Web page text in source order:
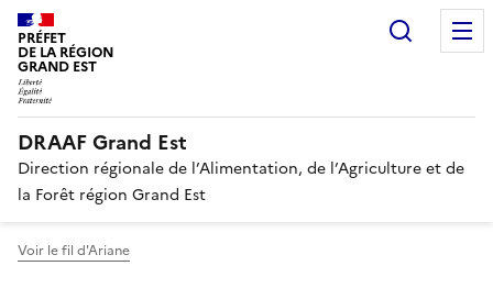
PRÉFET
DE LA RÉGION
GRAND EST
DRAAF Grand Est
Direction régionale de l’Alimentation, de l’Agriculture et de
la Forêt région Grand Est
Voir le fil d'Ariane